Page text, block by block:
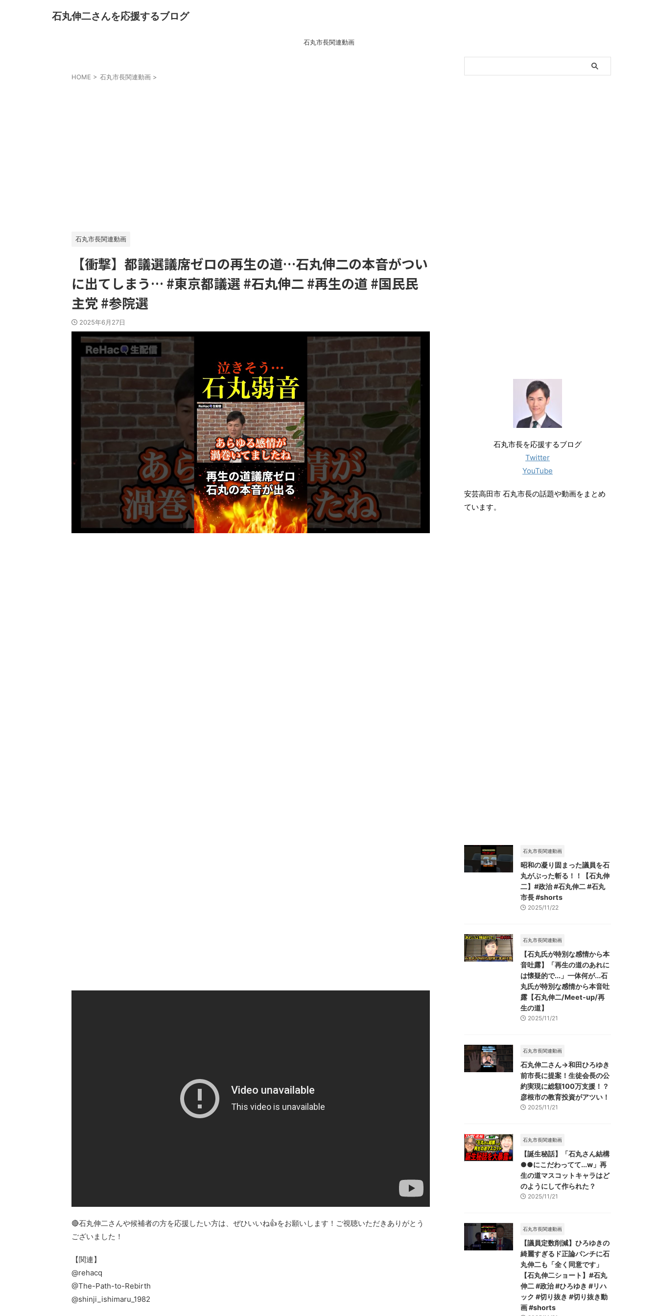
石丸伸二さんを応援するブログ
石丸市長関連動画
HOME > 石丸市長関連動画 >
石丸市長関連動画
【衝撃】都議選議席ゼロの再生の道…石丸伸二の本音がつい
に出てしまう… #東京都議選 #石丸伸二 #再生の道 #国民民
主党 #参院選
2025年6月27日
🔴石丸伸二さんや候補者の方を応援したい方は、ぜひいいね👍をお願いします！ご視聴いただきありがとう
ございました！
【関連】
@rehacq
@The-Path-to-Rebirth
@shinji_ishimaru_1982
石丸市長を応援するブログ
Twitter
YouTube
安芸高田市 石丸市長の話題や動画をまとめ
ています。
石丸市長関連動画
昭和の凝り固まった議員を石
丸がぶった斬る！！【石丸伸
二】#政治 #石丸伸二 #石丸
市長 #shorts
2025/11/22
石丸市長関連動画
【石丸氏が特別な感情から本
音吐露】「再生の道のあれに
は懐疑的で...」一体何が...石
丸氏が特別な感情から本音吐
露【石丸伸二/Meet-up/再
生の道】
2025/11/21
石丸市長関連動画
石丸伸二さん→和田ひろゆき
前市長に提案！生徒会長の公
約実現に総額100万支援！？
彦根市の教育投資がアツい！
2025/11/21
石丸市長関連動画
【誕生秘話】「石丸さん結構
●●にこだわってて...w」再
生の道マスコットキャラはど
のようにして作られた？
2025/11/21
石丸市長関連動画
【議員定数削減】ひろゆきの
綺麗すぎるド正論パンチに石
丸伸二も「全く同意です」
【石丸伸二ショート】#石丸
伸二 #政治 #ひろゆき #リハ
ック #切り抜き #切り抜き動
画 #shorts